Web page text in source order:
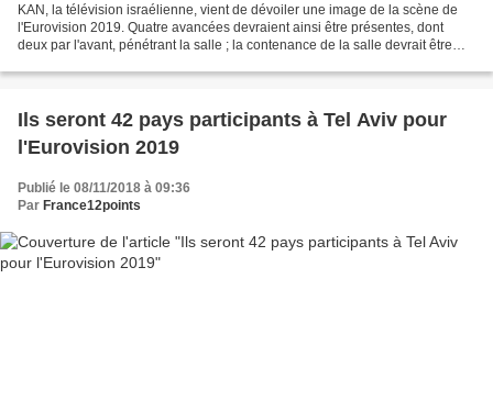
KAN, la télévision israélienne, vient de dévoiler une image de la scène de
l'Eurovision 2019. Quatre avancées devraient ainsi être présentes, dont
deux par l'avant, pénétrant la salle ; la contenance de la salle devrait être
Ils seront 42 pays participants à Tel Aviv pour
l'Eurovision 2019
Publié le 08/11/2018 à 09:36
Par France12points